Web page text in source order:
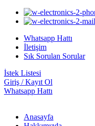
Whatsapp Hattı
İletişim
Sık Sorulan Sorular
İstek Listesi
Giriş / Kayıt Ol
Whatsapp Hattı
Anasayfa